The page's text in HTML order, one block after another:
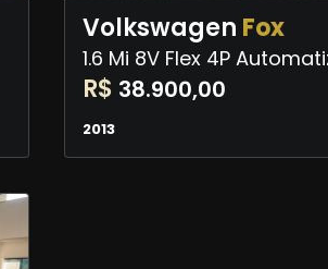
Volkswagen Fox
1.6 Mi 8V Flex 4P
R$ 38.900,00
2013